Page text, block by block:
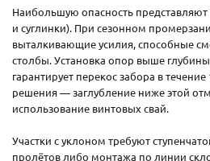
Наибольшую опасность
и суглинки). При сезонном
выталкивающие усилия, способные
столбы. Установка опор выше
гарантирует перекос забора в
решения — заглубление ниже этой
использование винтовых свай.
Участки с уклоном требуют
пролётов либо монтажа по линии